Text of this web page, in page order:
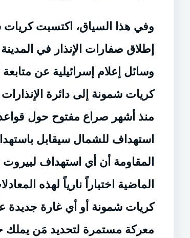
وفي هذا السياق، اكتسبت كريات
إطلاق صفارات الإنذار في
وسائل إعلام إسرائيلية عن
كريات شمونة إلى دائرة
منذ أشهر صراع مفتوح حول قواعد
استهداف للشمال سيقابل
المقاومة أن أي استهداف
الماضية اختباراً نارياً لهذه
كريات شمونة أو أي غارة
معركة مستمرة لتحديد مَن يملك